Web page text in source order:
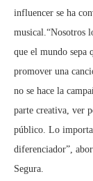
influencer se ha
musical.“Nosotros
que el mundo sepa
promover una
no se hace la
parte creativa, ver
público. Lo
diferenciador”,
Segura.